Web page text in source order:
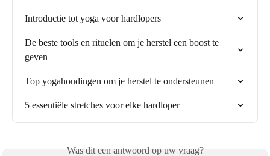
Introductie tot yoga voor hardlopers
De beste tools en rituelen om je herstel een boost te
geven
Top yogahoudingen om je herstel te ondersteunen
5 essentiële stretches voor elke hardloper
Was dit een antwoord op uw vraag?